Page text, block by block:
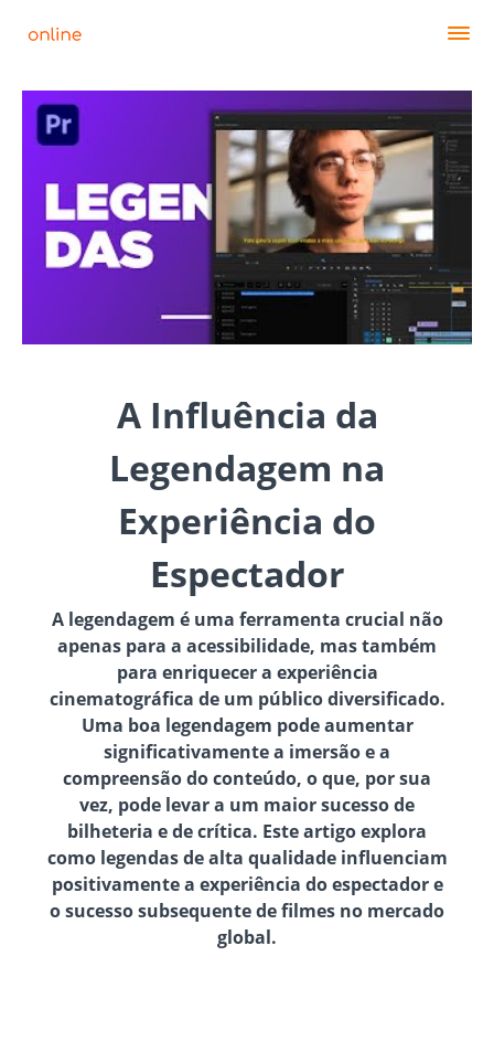
A Influência da
Legendagem na
Experiência do
Espectador
A legendagem é uma ferramenta crucial não
apenas para a acessibilidade, mas também
para enriquecer a experiência
cinematográfica de um público diversificado.
Uma boa legendagem pode aumentar
significativamente a imersão e a
compreensão do conteúdo, o que, por sua
vez, pode levar a um maior sucesso de
bilheteria e de crítica. Este artigo explora
como legendas de alta qualidade influenciam
positivamente a experiência do espectador e
o sucesso subsequente de filmes no mercado
global.